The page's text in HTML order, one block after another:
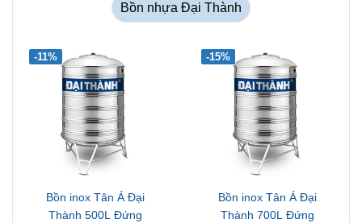
Bồn nhựa Đại Thành
Bồn inox Tân Á Đại
Thành 500L Đứng
-11%
Bồn inox Tân Á Đại
Thành 700L Đứng
-15%